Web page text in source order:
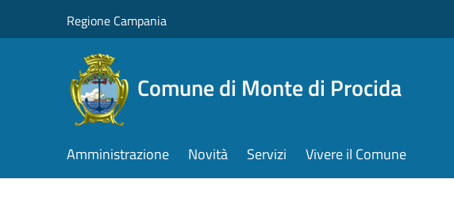
Regione Campania
Comune di Monte di Procida
Amministrazione Novità Servizi Vivere il Comune